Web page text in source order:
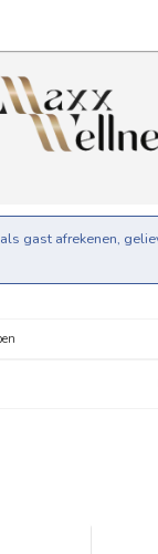
gast afrekenen,